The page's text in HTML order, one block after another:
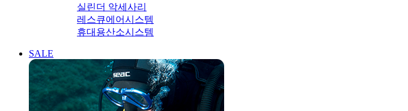
실린더 악세사리
레스큐에어시스템
휴대용산소시스템
SALE